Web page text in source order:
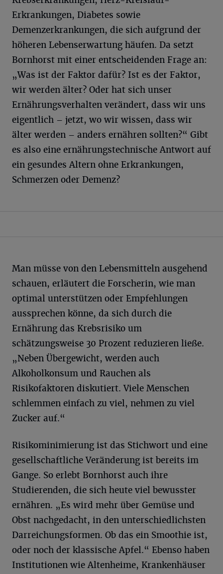
Erkrankungen, Diabetes sowie
Demenzerkrankungen, die sich aufgrund der
höheren Lebenserwartung häufen. Da setzt
Bornhorst mit einer entscheidenden Frage an:
„Was ist der Faktor dafür? Ist es der Faktor,
wir werden älter? Oder hat sich unser
Ernährungsverhalten verändert, dass wir uns
eigentlich – jetzt, wo wir wissen, dass wir
älter werden – anders ernähren sollten?“ Gibt
es also eine ernährungstechnische Antwort auf
ein gesundes Altern ohne Erkrankungen,
Schmerzen oder Demenz?
Man müsse von den Lebensmitteln ausgehend
schauen, erläutert die Forscherin, wie man
optimal unterstützen oder Empfehlungen
aussprechen könne, da sich durch die
Ernährung das Krebsrisiko um
schätzungsweise 30 Prozent reduzieren ließe.
„Neben Übergewicht, werden auch
Alkoholkonsum und Rauchen als
Risikofaktoren diskutiert. Viele Menschen
schlemmen einfach zu viel, nehmen zu viel
Zucker auf.“
Risikominimierung ist das Stichwort und eine
gesellschaftliche Veränderung ist bereits im
Gange. So erlebt Bornhorst auch ihre
Studierenden, die sich heute viel bewusster
ernähren. „Es wird mehr über Gemüse und
Obst nachgedacht, in den unterschiedlichsten
Darreichungsformen. Ob das ein Smoothie ist,
oder noch der klassische Apfel.“ Ebenso haben
Institutionen wie Altenheime, Krankenhäuser